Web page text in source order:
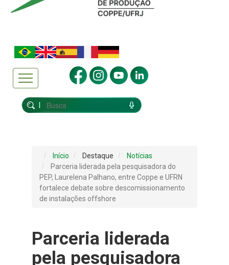
Início Destaque
Notícias
Parceria liderada pela pesquisadora do
PEP, Laurelena Palhano, entre Coppe e UFRN
fortalece debate sobre descomissionamento
de instalações offshore
Parceria liderada
pela pesquisadora